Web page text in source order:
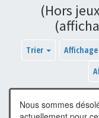
(Hors
Trier Affichage
Nous sommes